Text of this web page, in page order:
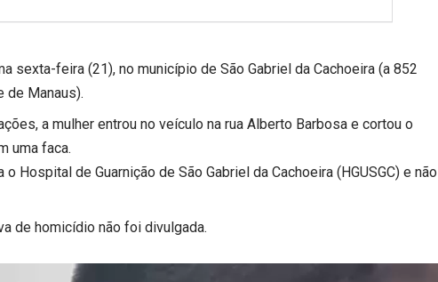
sexta-feira (21), no município de São Gabriel da Cachoeira (a 852
de Manaus).
a mulher entrou no veículo na rua Alberto Barbosa e cortou o
uma faca.
Hospital de Guarnição de São Gabriel da Cachoeira (HGUSGC) e não
de homicídio não foi divulgada.